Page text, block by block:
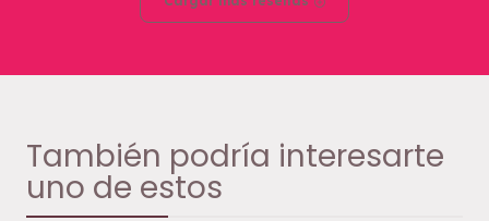
También podría interesarte
uno de estos